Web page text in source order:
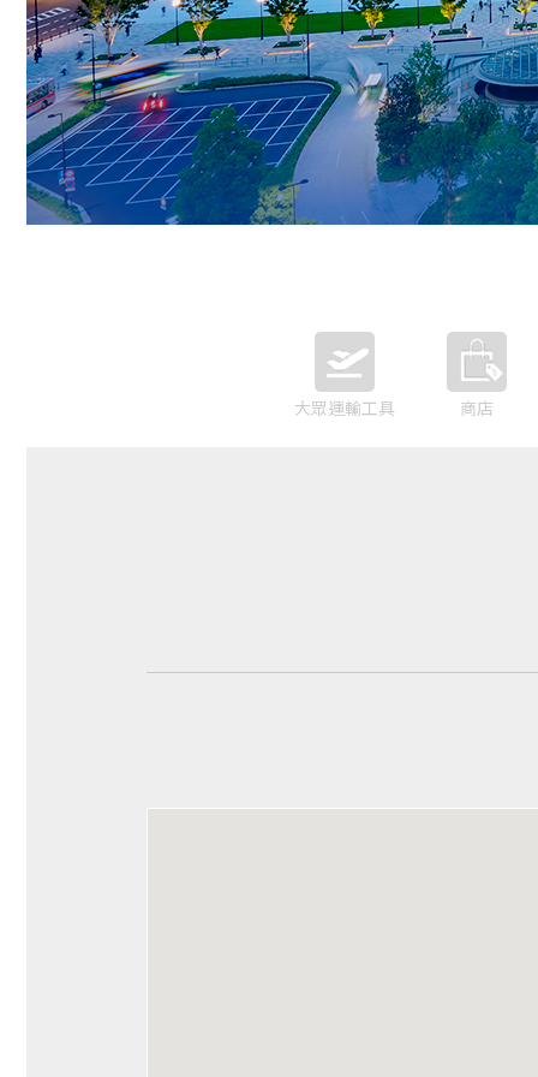
大眾運輸工具 商店